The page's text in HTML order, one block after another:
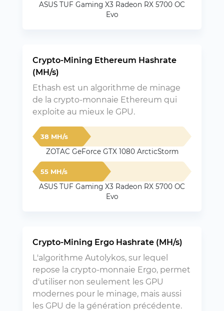
ASUS TUF Gaming X3 Radeon RX 5700 OC
Evo
Crypto-Mining Ethereum Hashrate
(MH/s)
Ethash est un algorithme de minage
de la crypto-monnaie Ethereum qui
exploite au mieux le GPU.
38 MH/s
ZOTAC GeForce GTX 1080 ArcticStorm
55 MH/s
ASUS TUF Gaming X3 Radeon RX 5700 OC
Evo
Crypto-Mining Ergo Hashrate (MH/s)
L'algorithme Autolykos, sur lequel
repose la crypto-monnaie Ergo, permet
d'utiliser non seulement les GPU
modernes pour le minage, mais aussi
les GPU de la génération précédente.